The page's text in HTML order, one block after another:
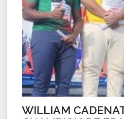
WILLIAM